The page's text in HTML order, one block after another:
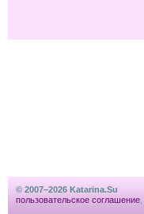
© 2007–2026 Katarina.Su
пользовательское соглашение